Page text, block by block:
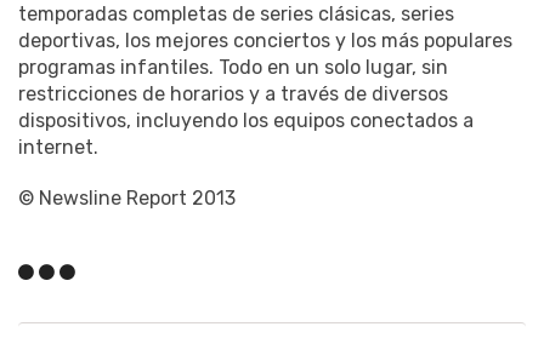
temporadas completas de series clásicas, series
deportivas, los mejores conciertos y los más populares
programas infantiles. Todo en un solo lugar, sin
restricciones de horarios y a través de diversos
dispositivos, incluyendo los equipos conectados a
internet.
© Newsline Report 2013